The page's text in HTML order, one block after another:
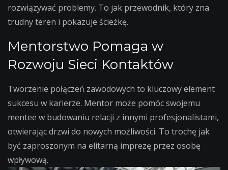
rozwiązywać problemy. To jak przewodnik, który zna
trudny teren i pokazuje ścieżkę.
Mentorstwo Pomaga w
Rozwoju Sieci Kontaktów
Tworzenie połączeń zawodowych to kluczowy element
sukcesu w karierze. Mentor może pomóc swojemu
mentee w budowaniu relacji z innymi profesjonalistami,
otwierając drzwi do nowych możliwości. To trochę jak
być zaproszonym na elitarną imprezę przez osobę
wpływową.